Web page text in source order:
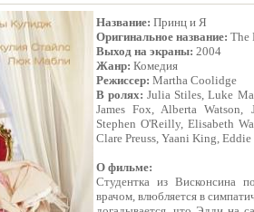
Название: Принц и Я
Оригинальное название: The
Выход на экраны: 2004
Жанр: Комедия
Режиссер: Martha Coolidge
В ролях: Julia Stiles, Luke
James Fox, Alberta Watson,
Stephen O'Reilly, Elisabeth
Clare Preuss, Yaani King,
О фильме:
Студентка из Висконсина
врачом, влюбляется в